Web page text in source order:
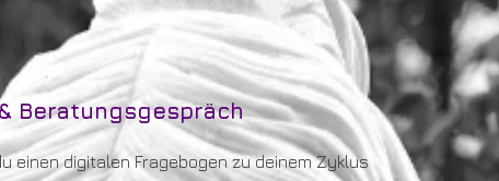
Beratungsgespräch
einen digitalen Fragebogen zu deinem Zyklus